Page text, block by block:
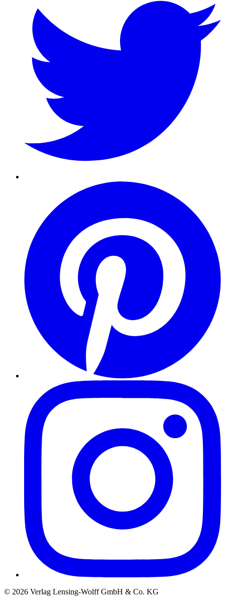
© 2026 Verlag Lensing-Wolff GmbH & Co. KG